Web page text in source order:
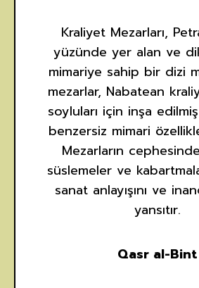
Kraliyet Mezarları,
yüzünde yer alan ve
mimariye sahip bir dizi
mezarlar, Nabatean
soyluları için inşa
benzersiz mimari
Mezarların
süslemeler ve
sanat anlayışını ve
yansıtır.
Qasr al-Bint